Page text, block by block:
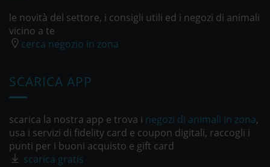
le novità del settore, i consigli utili ed i negozi di animali
vicino a te
cerca negozio in zona
SCARICA APP
scarica la nostra app e trova i negozi di animali in zona,
usa i servizi di fidelity card e coupon digitali, raccogli i
punti per i buoni acquisto e gift card
scarica gratis